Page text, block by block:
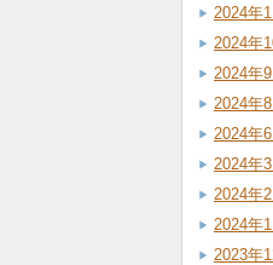
2024年
2024年
2024年9
2024年8
2024年6
2024年3
2024年2
2024年1
2023年